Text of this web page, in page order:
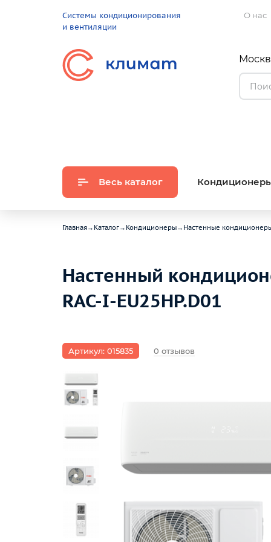
Системы кондиционирования
и вентиляции
О нас
Весь каталог
Главная→ Каталог→ Кондиционеры→ Настенные
Настенный
RAC-I-EU25HP.D01
Артикул: 015835 0 отзывов